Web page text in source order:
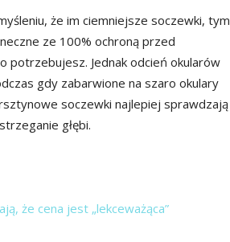
że im ciemniejsze soczewki, tym
ze 100% ochroną przed
potrzebujesz. Jednak odcień okularów
gdy zabarwione na szaro okulary
soczewki najlepiej sprawdzają
głębi.
że cena jest „lekceważąca”